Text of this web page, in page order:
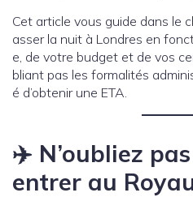
Cet article vous guide dans le
asser la nuit à Londres en
e, de votre budget et de vos
bliant pas les formalités
é d’obtenir une ETA.
✈️ N’oubliez
entrer au